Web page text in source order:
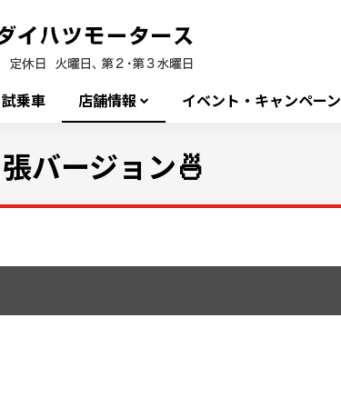
乗車 店舗情報 イベント・キャンペーン
バージョン🍜